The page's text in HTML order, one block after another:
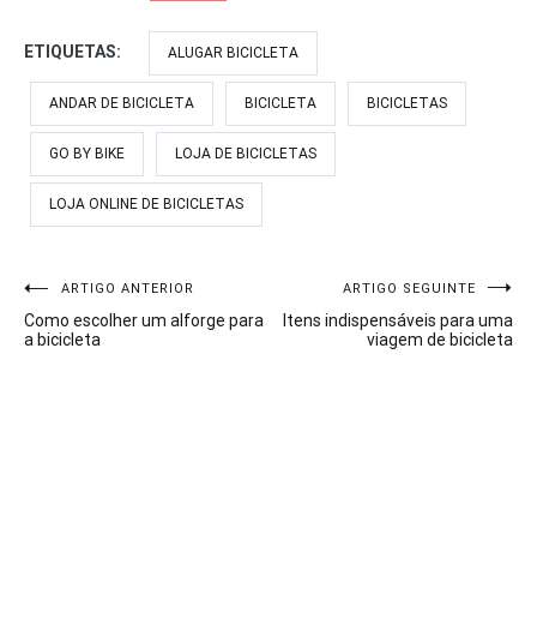
ETIQUETAS: ALUGAR BICICLETA
ANDAR DE BICICLETA BICICLETA BICICLETAS
GO BY BIKE LOJA DE BICICLETAS
LOJA ONLINE DE BICICLETAS
Navegação
de
ARTIGO ANTERIOR
Como escolher um alforge para
a bicicleta
ARTIGO SEGUINTE
Itens indispensáveis para uma
viagem de bicicleta